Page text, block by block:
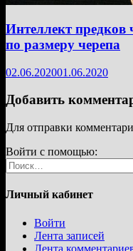
Интеллект предков
по размеру черепа
02.06.202001.06.2020
Добавить
Для отправки
Войти с помощью:
Найти:
Личный кабинет
Войти
Лента записей
Лента